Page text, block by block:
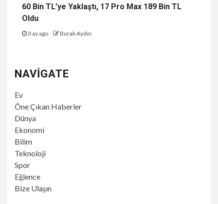
60 Bin TL’ye Yaklaştı, 17 Pro Max 189 Bin TL
Oldu
3 ay ago Burak Aydın
NAVIGATE
Ev
Öne Çıkan Haberler
Dünya
Ekonomi
Bilim
Teknoloji
Spor
Eğlence
Bize Ulaşın